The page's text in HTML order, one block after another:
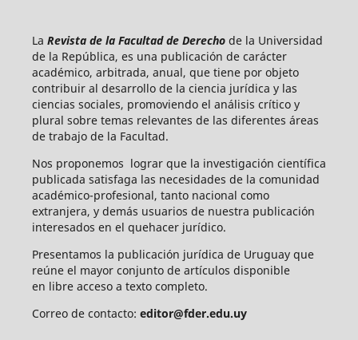
La Revista de la Facultad de Derecho de la Universidad
de la República, es una publicación de carácter
académico, arbitrada, anual, que tiene por objeto
contribuir al desarrollo de la ciencia jurídica y las
ciencias sociales, promoviendo el análisis crítico y
plural sobre temas relevantes de las diferentes áreas
de trabajo de la Facultad.
Nos proponemos lograr que la investigación científica
publicada satisfaga las necesidades de la comunidad
académico-profesional, tanto nacional como
extranjera, y demás usuarios de nuestra publicación
interesados en el quehacer jurídico.
Presentamos la publicación jurídica de Uruguay que
reúne el mayor conjunto de artículos disponible
en libre acceso a texto completo.
Correo de contacto: editor@fder.edu.uy